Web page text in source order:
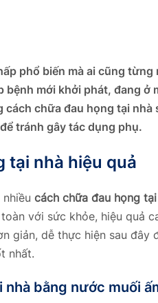
phổ biến mà ai cũng từng
bệnh mới khởi phát, đang ở
chữa đau họng tại nhà
tránh gây tác dụng phụ.
tại nhà hiệu quả
cách chữa đau họng
với sức khỏe, hiệu quả
giản, dễ thực hiện sau đây
nhất.
nhà bằng nước muối